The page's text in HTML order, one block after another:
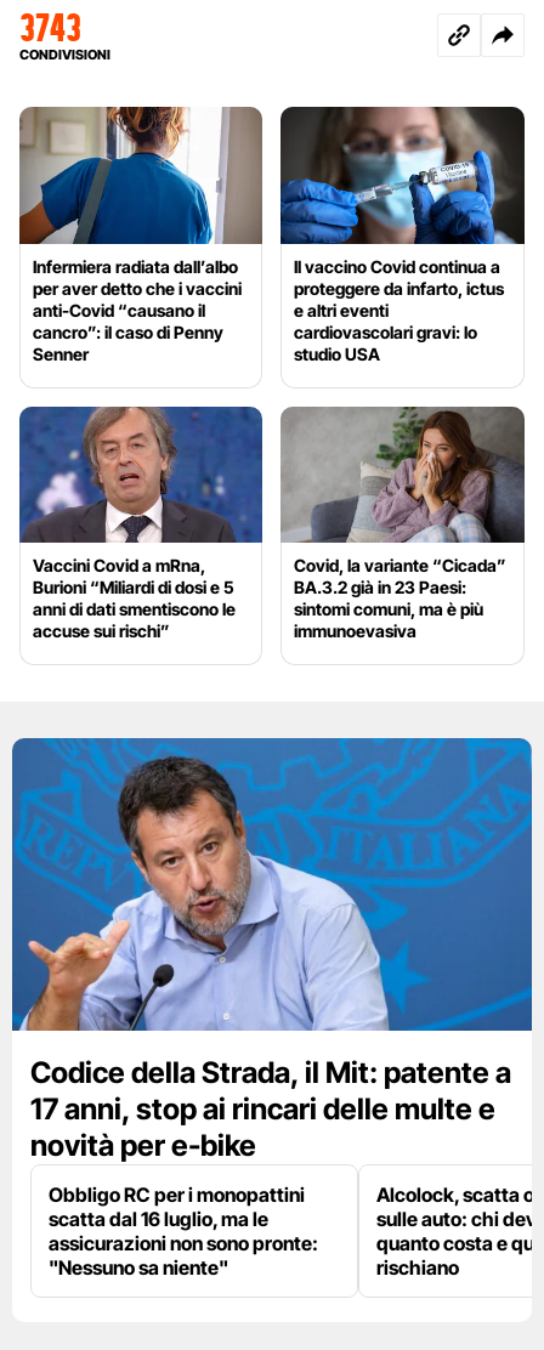
3743
CONDIVISIONI
Infermiera radiata dall’albo
per aver detto che i vaccini
anti-Covid “causano il
cancro”: il caso di Penny
Senner
Il vaccino Covid continua a
proteggere da infarto, ictus
e altri eventi
cardiovascolari gravi: lo
studio USA
Vaccini Covid a mRna,
Burioni “Miliardi di dosi e 5
anni di dati smentiscono le
accuse sui rischi”
Covid, la variante “Cicada”
BA.3.2 già in 23 Paesi:
sintomi comuni, ma è più
immunoevasiva
Codice della Strada, il Mit: patente a
17 anni, stop ai rincari delle multe e
novità per e-bike
Obbligo RC per i monopattini
scatta dal 16 luglio, ma le
assicurazioni non sono pronte:
"Nessuno sa niente"
Alcolock, scatta
sulle auto: chi
quanto costa e
rischiano